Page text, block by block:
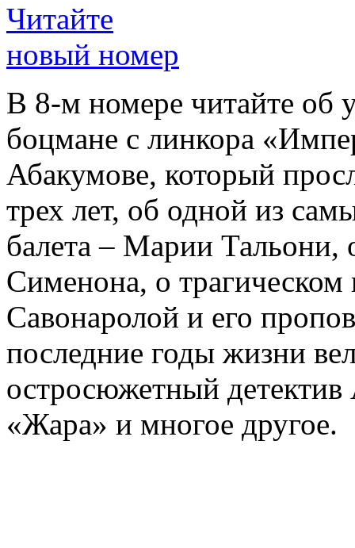
Читайте
новый номер
В 8-м номере читайте об
боцмане с линкора
Абакумове, который
трех лет, об одной из
балета – Марии
Сименона, о трагическом
Савонаролой и его
последние годы жизни
остросюжетный детектив
«Жара» и многое другое.